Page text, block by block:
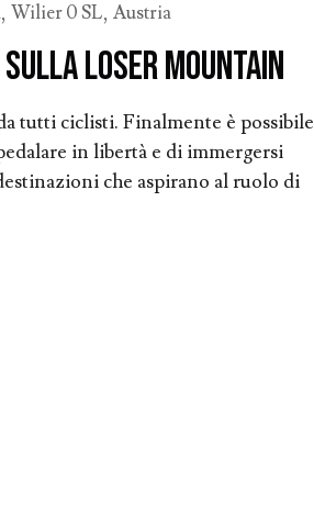
,Wilier 0 SL,Austria
Loser Mountain
tutti ciclisti. Finalmente è possibile
in libertà e di immergersi
che aspirano al ruolo di